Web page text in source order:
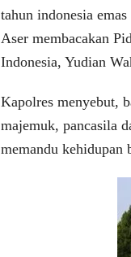
tahun indonesia
Aser membacakan
Indonesia, Yudian
Kapolres menyebut,
majemuk, pancasila
memandu kehidupan